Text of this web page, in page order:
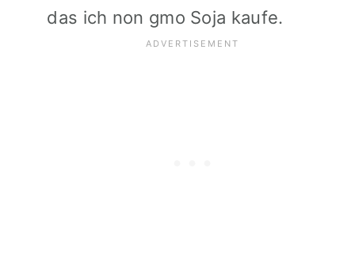
das ich non gmo Soja kaufe.